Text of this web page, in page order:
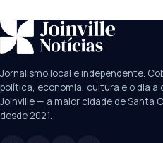
SUGESTÕES: JEC
Câmara
UPA Sul
Jornalismo local e independente.
política, economia, cultura e o dia a
Joinville — a maior cidade de Santa
desde 2021.